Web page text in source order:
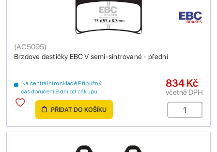
Brzdové destičky EBC V semi-sintrované - přední
(AC5095)
Na centrálním skladě Přibližný
čas doručení 9 dní od nákupu
834 Kč
včetně DPH
PŘIDAT DO KOŠÍKU